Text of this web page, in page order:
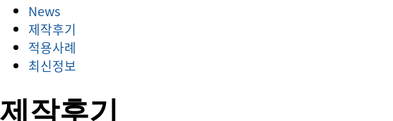
News
제작후기
적용사례
최신정보
제작후기